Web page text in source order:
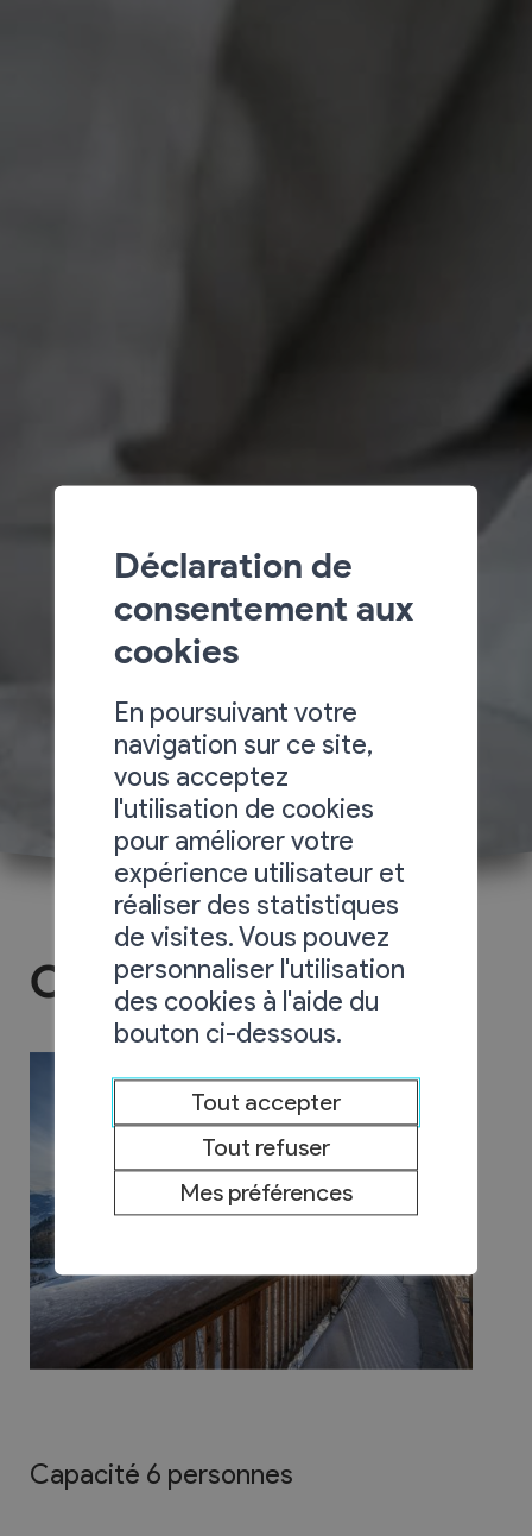
Chalet le Sorbier
Capacité 6 personnes
Déclaration de
consentement aux
cookies
En poursuivant votre
navigation sur ce site,
vous acceptez
l'utilisation de cookies
pour améliorer votre
expérience utilisateur et
réaliser des statistiques
de visites. Vous pouvez
personnaliser l'utilisation
des cookies à l'aide du
bouton ci-dessous.
Tout accepter
Tout refuser
Mes préférences